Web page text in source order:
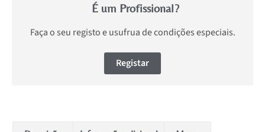
É um Profissional?
Faça o seu registo e usufrua de condições especiais.
Registar